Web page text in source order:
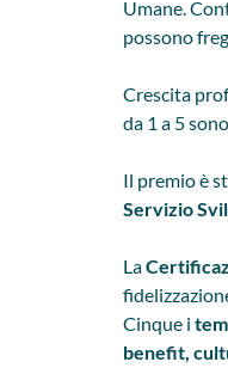
Umane.
possono
Crescita
da 1 a 5
Il premio è
Servizio
La
Cinque i
benefit,